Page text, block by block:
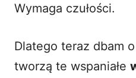
Wymaga czułości.
Dlatego teraz dbam
tworzą te wspaniałe